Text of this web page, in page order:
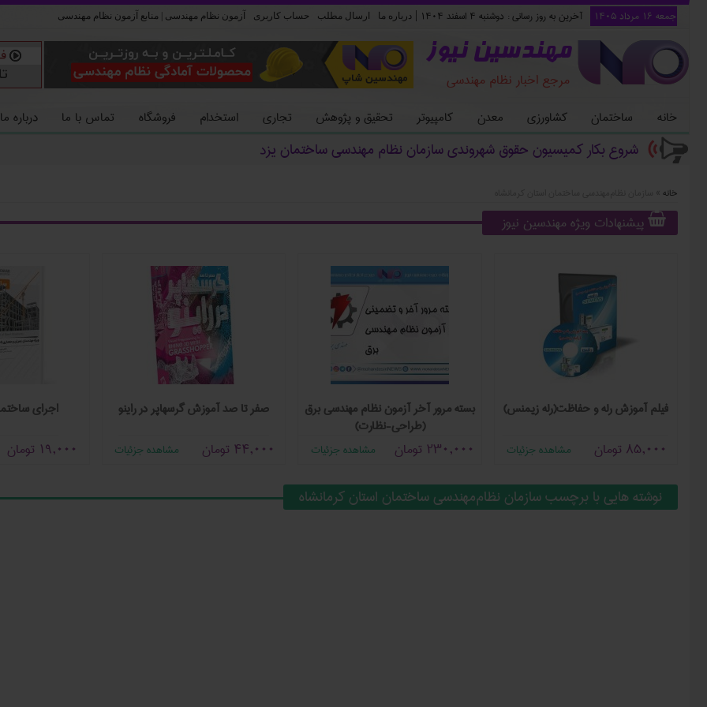
جمعه ۱۶ مرداد ۱۴۰۵ آخرین به روز رسانی : دوشنبه ۴ اسفند ۱۴۰۴ | درباره ما ارسال مطلب حساب کاربری آزمون نظام مهندسی | منابع آزمون نظام مهندسی
مهندسین نیوز
مرجع اخبار نظام مهندسی
خانه ساختمان کشاورزی معدن کامپیوتر تحقیق و پژوهش تجاری استخدام فروشگاه تماس با ما درباره ما
شروع بکار کمیسیون حقوق شهروندی سازمان نظام مهندسی ساختمان یزد
خانه
پیشنهادات ویژه مهندسین نیوز
اجرای
19,000 تومان
صفر تا صد آموزش گرسهاپر در راینو
44,000 تومان مشاهده جزئیات
بسته مرور آخر آزمون نظام مهندسی برق
(طراحی-نظارت)
230,000 تومان مشاهده جزئیات
فیلم آموزش رله و حفاظت(رله زیمنس)
85,000 تومان مشاهده جزئیات
نوشته هایی با برچسب سازمان نظام‌مهندسی ساختمان استان کرمانشاه